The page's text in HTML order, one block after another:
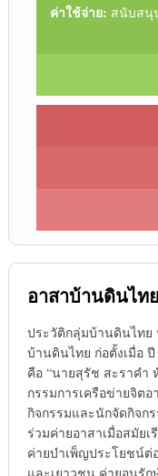
ค่าใช้จ่าย: สนับสนุ
อาสาบ้านดินไทย
ประวัติกลุ่มบ้านดินไทย
บ้านดินไทย ก่อตั้งเมื่อ ปี
คือ “นายสุรัช สะราค
กรรมการเครือข่ายจิต
กิจกรรมและนักจัดกิจก
ร่วมค่ายอาสาเมื่อสมัย
ค่ายบำเพ็ญประโยชน์ต่